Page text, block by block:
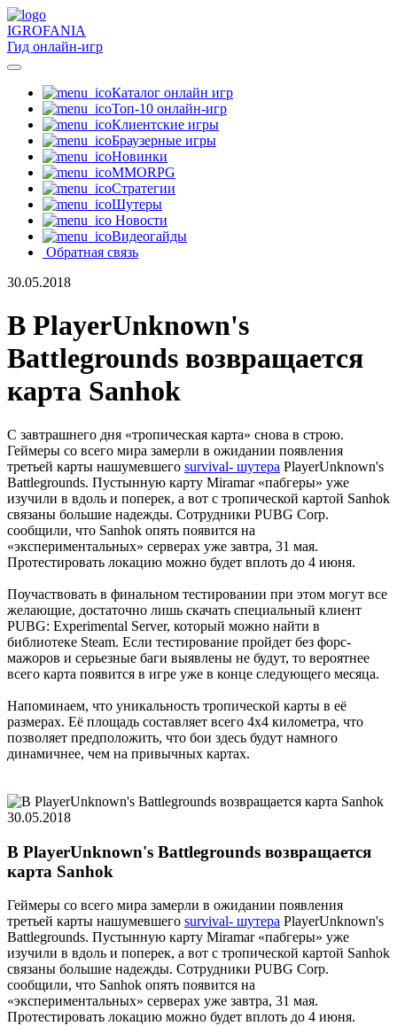
IGROFANIA
Гид онлайн-игр
Каталог онлайн игр
Топ-10 онлайн-игр
Клиентские игры
Браузерные игры
Новинки
MMORPG
Стратегии
Шутеры
Новости
Видеогайды
Обратная связь
30.05.2018
В PlayerUnknown's
Battlegrounds возвращается
карта Sanhok
С завтрашнего дня «тропическая карта» снова в строю.
Геймеры со всего мира замерли в ожидании появления
третьей карты нашумевшего survival- шутера PlayerUnknown's
Battlegrounds. Пустынную карту Miramar «пабгеры» уже
изучили в вдоль и поперек, а вот с тропической картой Sanhok
связаны большие надежды. Сотрудники PUBG Corp.
сообщили, что Sanhok опять появится на
«экспериментальных» серверах уже завтра, 31 мая.
Протестировать локацию можно будет вплоть до 4 июня.
Поучаствовать в финальном тестировании при этом могут все
желающие, достаточно лишь скачать специальный клиент
PUBG: Experimental Server, который можно найти в
библиотеке Steam. Если тестирование пройдет без форс-
мажоров и серьезные баги выявлены не будут, то вероятнее
всего карта появится в игре уже в конце следующего месяца.
Напоминаем, что уникальность тропической карты в её
размерах. Её площадь составляет всего 4x4 километра, что
позволяет предположить, что бои здесь будут намного
динамичнее, чем на привычных картах.
30.05.2018
В PlayerUnknown's Battlegrounds возвращается
карта Sanhok
Геймеры со всего мира замерли в ожидании появления
третьей карты нашумевшего survival- шутера PlayerUnknown's
Battlegrounds. Пустынную карту Miramar «пабгеры» уже
изучили в вдоль и поперек, а вот с тропической картой Sanhok
связаны большие надежды. Сотрудники PUBG Corp.
сообщили, что Sanhok опять появится на
«экспериментальных» серверах уже завтра, 31 мая.
Протестировать локацию можно будет вплоть до 4 июня.